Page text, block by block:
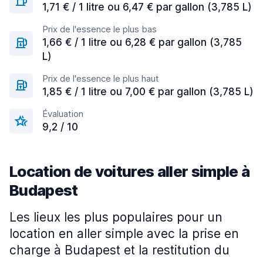
1,71 € / 1 litre ou 6,47 € par gallon (3,785 L)
Prix de l'essence le plus bas
1,66 € / 1 litre ou 6,28 € par gallon (3,785
L)
Prix de l'essence le plus haut
1,85 € / 1 litre ou 7,00 € par gallon (3,785 L)
Évaluation
9,2 / 10
Location de voitures aller simple à
Budapest
Les lieux les plus populaires pour un
location en aller simple avec la prise en
charge à Budapest et la restitution du